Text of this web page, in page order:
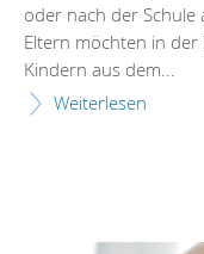
oder nach der Schule
Eltern möchten in
Kindern aus dem...
Weiterlesen